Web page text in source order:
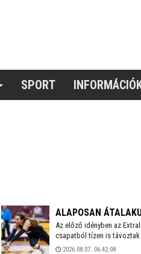
SPORT
ALAPOSAN
FOXCONN NŐI
JÁTÉKOSKERETE
Az előző idényben az
csapatból tízen is távoztak
holtszezonban
2026.08.07. 06:42:08